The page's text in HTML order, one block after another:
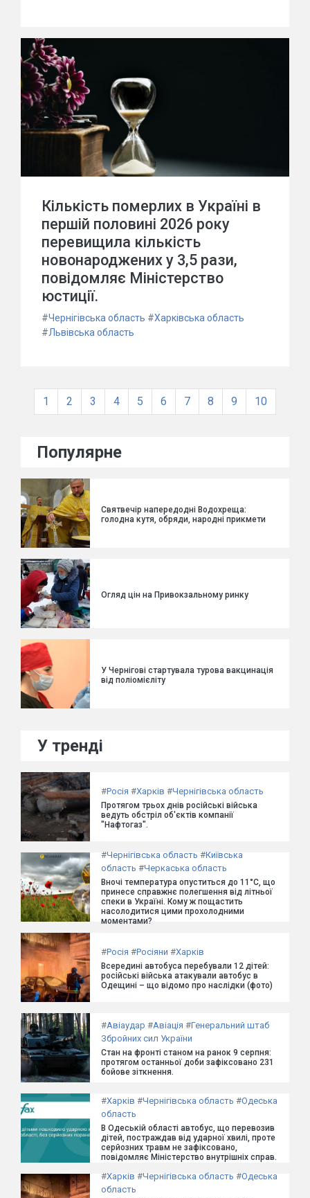
Кількість померлих в Україні в
першій половині 2026 року
перевищила кількість
новонароджених у 3,5 рази,
повідомляє Міністерство
юстиції.
#Чернігівська область #Харківська область
#Львівська область
1 2 3 4 5 6 7 8 9 10
Популярне
Святвечір напередодні Водохреща:
голодна кутя, обряди, народні прикмети
Огляд цін на Привокзальному ринку
У Чернігові стартувала турова вакцинація
від поліомієліту
У тренді
#Росія #Харків #Чернігівська область
Протягом трьох днів російські війська
ведуть обстріл об'єктів компанії
"Нафтогаз".
#Чернігівська область #Київська
область #Черкаська область
Вночі температура опуститься до 11°C, що
принесе справжнє полегшення від літньої
спеки в Україні. Кому ж пощастить
насолодитися цими прохолодними
моментами?
#Росія #Росіяни #Харків
Всередині автобуса перебували 12 дітей:
російські війська атакували автобус в
Одещині – що відомо про наслідки (фото)
#Авіаудар #Авіація #Генеральний штаб
Збройних сил України
Стан на фронті станом на ранок 9 серпня:
протягом останньої доби зафіксовано 231
бойове зіткнення.
#Харків #Чернігівська область #Одеська
область
В Одеській області автобус, що перевозив
дітей, постраждав від ударної хвилі, проте
серйозних травм не зафіксовано,
повідомляє Міністерство внутрішніх справ.
#Харків #Чернігівська область #Одеська
область